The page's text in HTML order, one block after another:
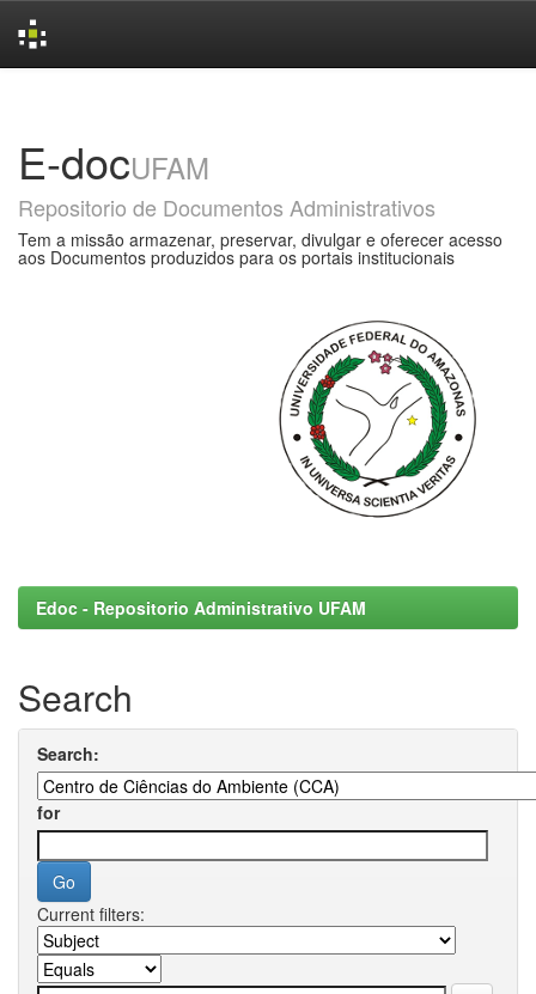
E-docUFAM
Repositorio de Documentos Administrativos
Tem a missão armazenar, preservar, divulgar e oferecer acesso
aos Documentos produzidos para os portais institucionais
Edoc - Repositorio Administrativo UFAM
Search
Search:
for
Current filters: